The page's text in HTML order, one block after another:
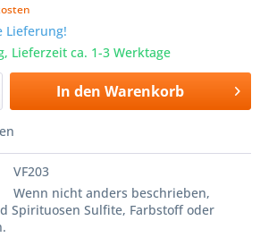
Lieferung!
Lieferzeit ca. 1-3 Werktage
In den Warenkorb
VF203
Wenn nicht anders beschrieben,
Spirituosen Sulfite, Farbstoff oder